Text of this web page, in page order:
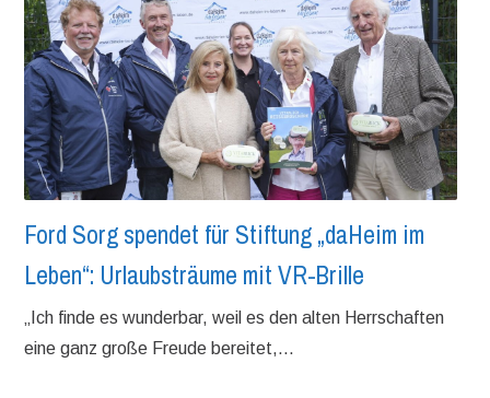
Ford Sorg spendet für Stiftung „daHeim im
Leben“: Urlaubsträume mit VR-Brille
„Ich finde es wunderbar, weil es den alten Herrschaften
eine ganz große Freude bereitet,...